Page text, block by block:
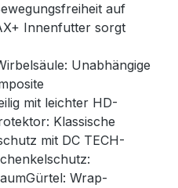
auf
Innenfutter sorgt
Unabhängige
mit leichter HD-
Klassische
mit DC TECH-
Wrap-